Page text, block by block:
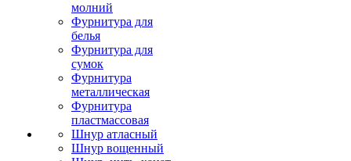
молний
Фурнитура для
белья
Фурнитура для
сумок
Фурнитура
металлическая
Фурнитура
пластмассовая
Шнур атласный
Шнур вощенный